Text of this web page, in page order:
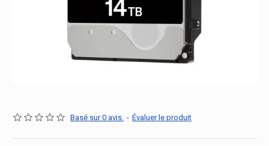
Basé sur 0 avis. - Évaluer le produit